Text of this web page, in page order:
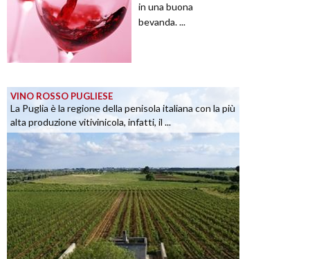
in una buona
bevanda. ...
VINO ROSSO PUGLIESE
La Puglia è la regione della penisola italiana con la più
alta produzione vitivinicola, infatti, il ...